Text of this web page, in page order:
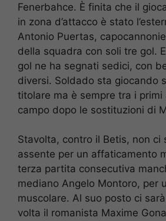
Fenerbahce. È finita che il
in zona d’attacco è stato
Antonio Puertas,
della squadra con soli tre gol.
gol ne ha segnati sedici, con
diversi. Soldado sta giocando
titolare ma è sempre tra i primi
campo dopo le sostituzioni di
Stavolta, contro il Betis, non ci
assente per un affaticamento
terza partita consecutiva
mediano Angelo Montoro, per
muscolare. Al suo posto ci
volta il romanista Maxime